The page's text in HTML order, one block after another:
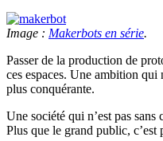
Image : Makerbots en série.
Passer de la production de
ces espaces. Une ambition qui
plus conquérante.
Une société qui n’est pas
Plus que le grand public, c’est